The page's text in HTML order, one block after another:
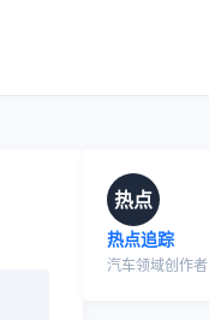
热点
热点追踪
汽车领域创作者